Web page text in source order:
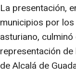
La presentación,
municipios por
asturiano,
representación
de Alcalá de